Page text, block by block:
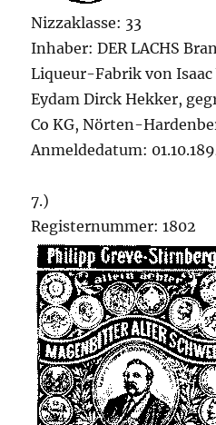
Nizzaklasse: 33
Inhaber: DER LACHS
Liqueur-Fabrik von
Eydam Dirck Hekker,
Co KG, Nörten-
Anmeldedatum:
7.)
Registernummer: 1802